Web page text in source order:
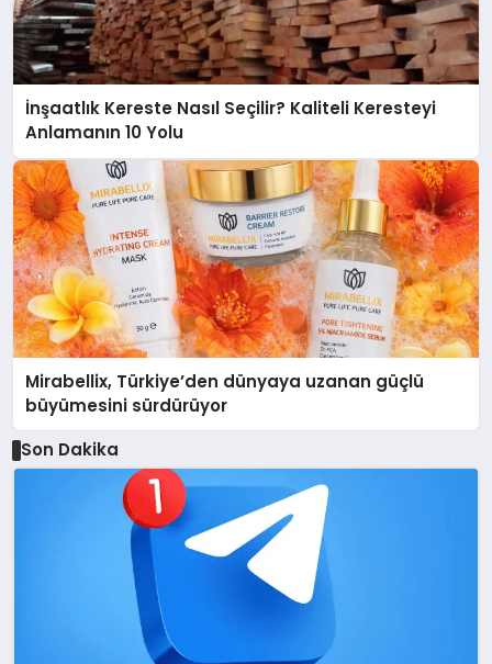
İnşaatlık Kereste Nasıl Seçilir? Kaliteli Keresteyi
Anlamanın 10 Yolu
Mirabellix, Türkiye’den dünyaya uzanan güçlü
büyümesini sürdürüyor
Son Dakika